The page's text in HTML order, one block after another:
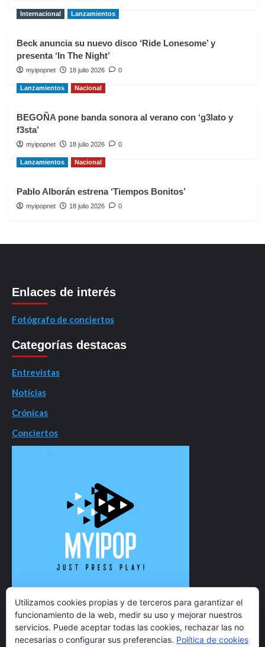
Internacional Lanzamientos
Beck anuncia su nuevo disco ‘Ride Lonesome’ y
presenta ‘In The Night’
myipopnet 18 julio 2026 0
Lanzamientos Nacional
BEGOÑA pone banda sonora al verano con ‘g3lato y
f3sta’
myipopnet 18 julio 2026 0
Lanzamientos Nacional
Pablo Alborán estrena ‘Tiempos Bonitos’
myipopnet 18 julio 2026 0
Enlaces de interés
Fotógrafo de conciertos
Categorías destacas
Entrevistas
Noticias
Crónicas
Conciertos
Utilizamos cookies propias y de terceros para garantizar el
funcionamiento de la web, medir su uso y mejorar nuestros
servicios. Puede aceptar todas las cookies, rechazar las no
necesarias o configurar sus preferencias. Política de cookies